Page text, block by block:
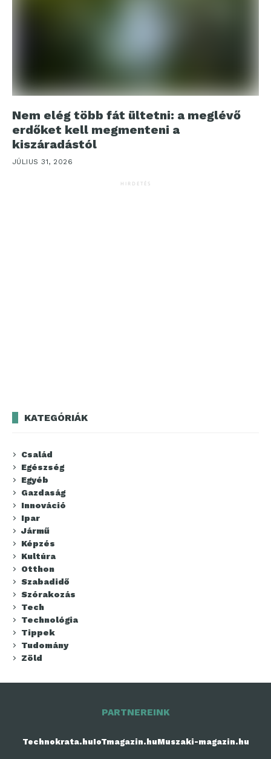
Nem elég több fát ültetni: a meglévő
erdőket kell megmenteni a
kiszáradástól
JÚLIUS 31, 2026
HIRDETÉS
KATEGÓRIÁK
Család
Egészség
Egyéb
Gazdaság
Innováció
Ipar
Jármű
Képzés
Kultúra
Otthon
Szabadidő
Szórakozás
Tech
Technológia
Tippek
Tudomány
Zöld
PARTNEREINK
Technokrata.huIoTmagazin.huMuszaki-magazin.hu